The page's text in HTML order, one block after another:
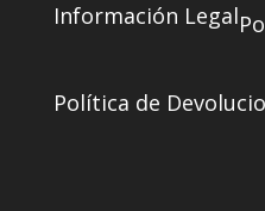
Información Legal
Política de